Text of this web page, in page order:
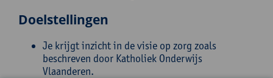
Doelstellingen
Je krijgt inzicht in de visie op zorg zoals
beschreven door Katholiek Onderwijs
Vlaanderen.